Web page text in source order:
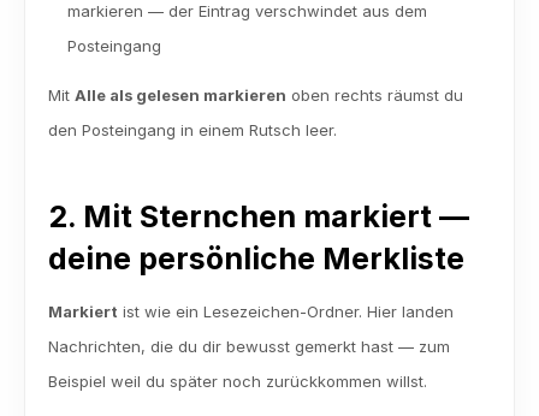
markieren — der Eintrag verschwindet aus dem
Posteingang
Mit Alle als gelesen markieren oben rechts räumst du
den Posteingang in einem Rutsch leer.
2. Mit Sternchen markiert —
deine persönliche Merkliste
Markiert ist wie ein Lesezeichen-Ordner. Hier landen
Nachrichten, die du dir bewusst gemerkt hast — zum
Beispiel weil du später noch zurückkommen willst.